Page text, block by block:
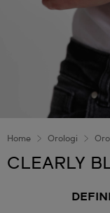
Home Orologi
CLEARLY